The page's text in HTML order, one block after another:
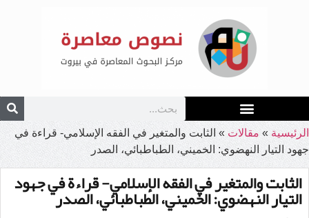
الرئيسية » مقالات » الثابت والمتغير في الفقه الإسلامي- قراءة في
جهود التيار النهضوي: الخميني، الطباطبائي، الصدر
الثابت والمتغير في الفقه الإسلامي- قراءة في جهود
التيار النهضوي: الخميني، الطباطبائي، الصدر